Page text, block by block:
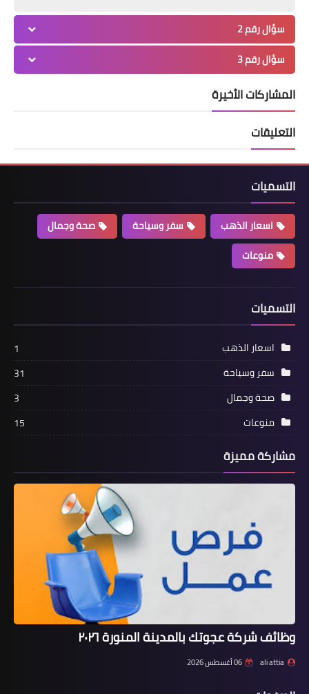
سؤال رقم 2
سؤال رقم 3
المشاركات الأخيرة
التعليقات
التسميات
اسعار الذهب سفر وسياحة
صحة وجمال
منوعات
التسميات
اسعار الذهب
1
سفر وسياحة
31
صحة وجمال
3
منوعات
15
مشاركة مميزة
وظائف شركة عجوتك بالمدينة المنورة ٢٠٢٦
ali attia 06 أغسطس 2026